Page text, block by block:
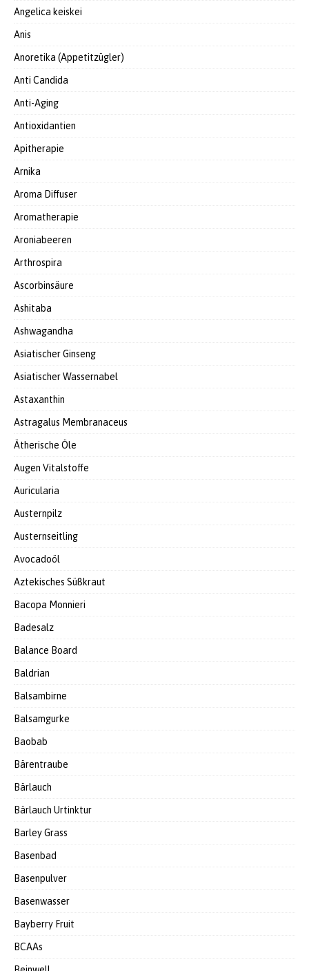
Angelica keiskei
Anis
Anoretika (Appetitzügler)
Anti Candida
Anti-Aging
Antioxidantien
Apitherapie
Arnika
Aroma Diffuser
Aromatherapie
Aroniabeeren
Arthrospira
Ascorbinsäure
Ashitaba
Ashwagandha
Asiatischer Ginseng
Asiatischer Wassernabel
Astaxanthin
Astragalus Membranaceus
Ätherische Öle
Augen Vitalstoffe
Auricularia
Austernpilz
Austernseitling
Avocadoöl
Aztekisches Süßkraut
Bacopa Monnieri
Badesalz
Balance Board
Baldrian
Balsambirne
Balsamgurke
Baobab
Bärentraube
Bärlauch
Bärlauch Urtinktur
Barley Grass
Basenbad
Basenpulver
Basenwasser
Bayberry Fruit
BCAAs